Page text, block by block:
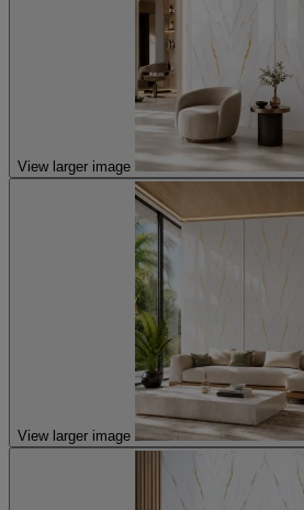
View larger image
View larger image